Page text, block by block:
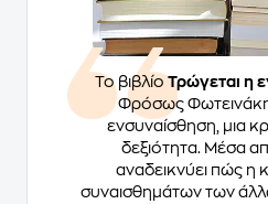
Το βιβλίο Τρώγεται η
Φρόσως Φωτεινάκη
ενσυναίσθηση, μια
δεξιότητα. Μέσα
αναδεικνύει πώς η
συναισθημάτων των